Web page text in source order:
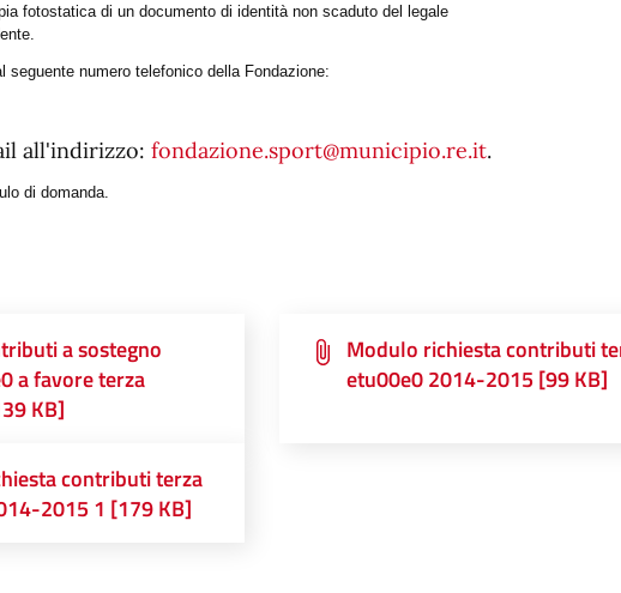
fotostatica di un documento di identità non scaduto del legale
seguente numero telefonico della Fondazione:
all'indirizzo: fondazione.sport@municipio.re.it.
di domanda.
a sostegno
a favore terza
KB]
Modulo richiesta contributi
etu00e0 2014-2015 [99 KB]
contributi terza
2015 1 [179 KB]